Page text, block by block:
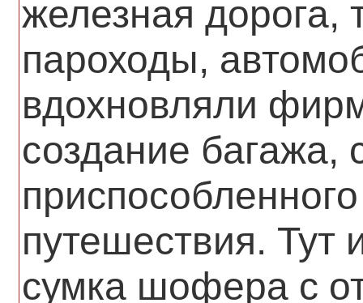
железная дорога,
пароходы,
вдохновляли
создание багажа,
путешествия. Тут
сумка шофера с